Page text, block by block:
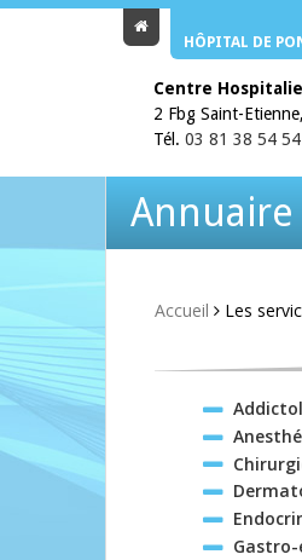
HÔPITAL DE
Centre
2 Fbg Saint-
Tél. 03 81 38 54 54
Annuaire
Accueil Les